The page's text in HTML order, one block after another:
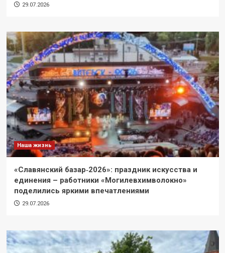
29.07.2026
Наша жизнь
«Славянский базар‑2026»: праздник искусства и
единения – работники «Могилевхимволокно»
поделились яркими впечатлениями
29.07.2026